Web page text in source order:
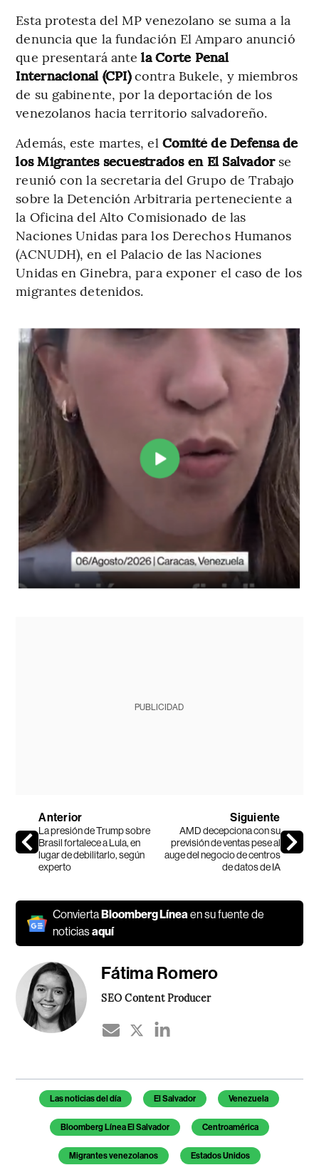
Esta protesta del MP venezolano se suma a la
denuncia que la fundación El Amparo anunció
que presentará antela Corte Penal
Internacional (CPI)contra Bukele, y miembros
de su gabinente, por la deportación de los
venezolanos hacia territorio salvadoreño.
Además, este martes, el Comité de Defensa de
los Migrantes secuestrados en El Salvadorse
reunió con la secretaria del Grupo de Trabajo
sobre la Detención Arbitraria perteneciente a
la Oficina del Alto Comisionado de las
Naciones Unidas para los Derechos Humanos
(ACNUDH), en el Palacio de las Naciones
Unidas en Ginebra, para exponer el caso de los
migrantes detenidos.
PUBLICIDAD
Anterior
La presión de Trump sobre
Brasil fortalece a Lula, en
lugar de debilitarlo, según
experto
Siguiente
AMD decepciona con su
previsión de ventas pese al
auge del negocio de centros
de datos de IA
Convierta Bloomberg Líneaen su fuente de
noticiasaquí
Fátima Romero
SEO Content Producer
Temas de este artículo
Las noticias del día El Salvador Venezuela
Bloomberg Línea El Salvador Centroamérica
Migrantes venezolanos Estados Unidos